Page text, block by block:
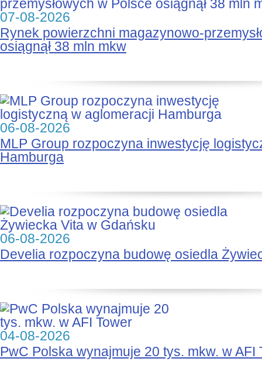
07-08-2026
Rynek powierzchni magazynowo-
osiągnął 38 mln mkw
06-08-2026
MLP Group rozpoczyna inwestycję
Hamburga
06-08-2026
Develia rozpoczyna budowę osiedla
04-08-2026
PwC Polska wynajmuje 20 tys. mkw. w AFI